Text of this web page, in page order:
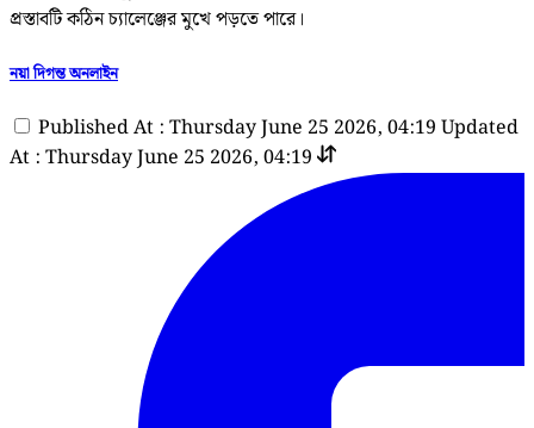
প্রস্তাবটি কঠিন চ্যালেঞ্জের মুখে পড়তে পারে।
নয়া দিগন্ত অনলাইন
Published At : Thursday June 25 2026, 04:19 Updated
At : Thursday June 25 2026, 04:19